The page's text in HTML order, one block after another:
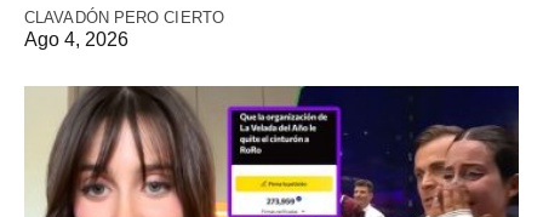
CLAVADÓN PERO CIERTO
Ago 4, 2026